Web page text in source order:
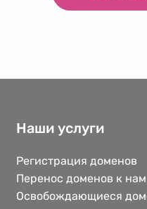
Наши услуги
Регистрация доменов
Перенос доменов к нам
Освобождающиеся